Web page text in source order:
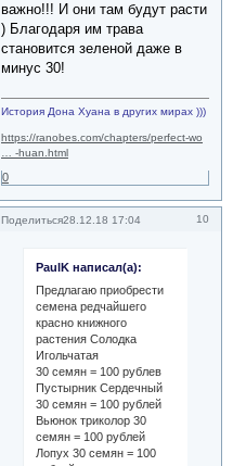
важно!!! И они там будут расти
) Благодаря им трава
становится зеленой даже в
минус 30!
История Дона Хуана в других мирах )))
https://ranobes.com/chapters/perfect-wo
… -huan.html
0
Поделиться 10
28.12.18 17:04
PaulK написал(а):
Предлагаю приобрести
семена редчайшего
красно книжного
растения Солодка
Игольчатая
30 семян = 100 рублев
Пустырник Сердечный
30 семян = 100 рублей
Вьюнок триколор 30
семян = 100 рублей
Лопух 30 семян = 100